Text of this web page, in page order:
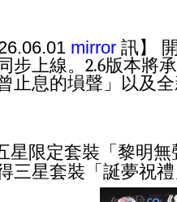
mirror 訊】
步上線。 2.6版本將
曾止息的塤聲」以及
星限定套裝「黎明
三星套裝「誕夢祝